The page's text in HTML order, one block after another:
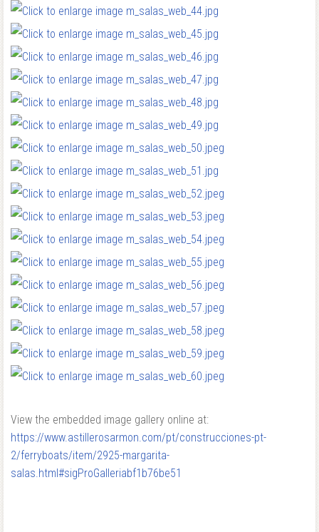
View the embedded image gallery online at:
https://www.astillerosarmon.com/pt/construcciones-pt-
2/ferryboats/item/2925-margarita-
salas.html#sigProGalleriabf1b76be51